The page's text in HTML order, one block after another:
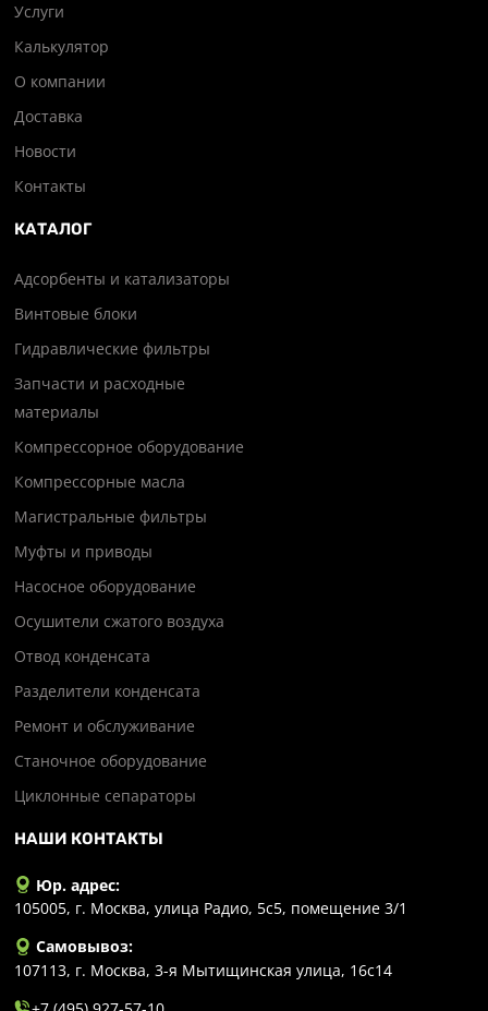
Услуги
Калькулятор
О компании
Доставка
Новости
Контакты
КАТАЛОГ
Адсорбенты и катализаторы
Винтовые блоки
Гидравлические фильтры
Запчасти и расходные
материалы
Компрессорное оборудование
Компрессорные масла
Магистральные фильтры
Муфты и приводы
Насосное оборудование
Осушители сжатого воздуха
Отвод конденсата
Разделители конденсата
Ремонт и обслуживание
Станочное оборудование
Циклонные сепараторы
НАШИ КОНТАКТЫ
Юр. адрес:
105005, г. Москва, улица Радио, 5с5, помещение 3/1
Самовывоз:
107113, г. Москва, 3-я Мытищинская улица, 16с14